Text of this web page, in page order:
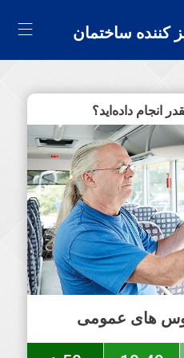
کننده ساختمان
انجام داده‌اید؟
های عمومی